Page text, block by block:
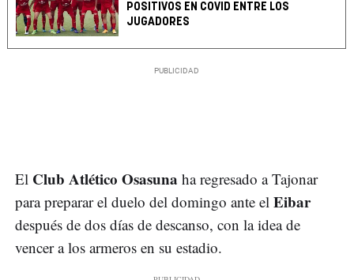
POSITIVOS EN COVID ENTRE LOS
JUGADORES
El Club Atlético Osasuna ha regresado a Tajonar
para preparar el duelo del domingo ante el Eibar
después de dos días de descanso, con la idea de
vencer a los armeros en su estadio.